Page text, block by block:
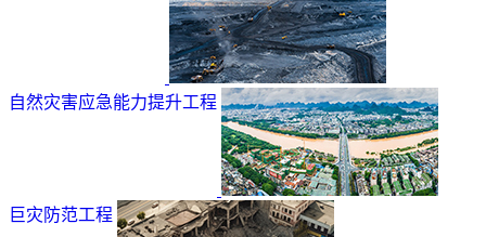
自然灾害应急能力提升工程
巨灾防范工程